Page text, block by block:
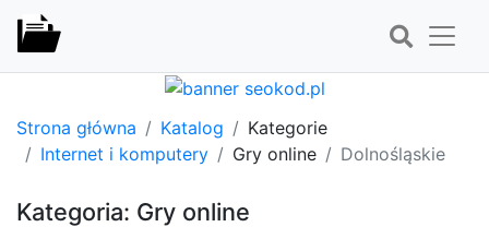
Strona główna Katalog
Kategorie
Internet i komputery
Gry online Dolnośląskie
Kategoria: Gry online